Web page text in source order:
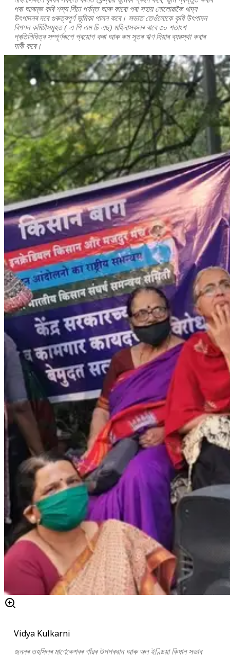
পৰা আৰম্ভ কৰি শস্য সিঁচা পৰ্যন্ত আৰু কাৰো পৰা সহায় নোলোৱাকৈ খাদ্য
উৎপাদনৰ দৰে গুৰুত্বপূৰ্ণ ভূমিকা পালন কৰে। সভাত তেওঁলোকে কৃষি উৎপাদন
বিপণন কমিটীসমূহত ( এ পি এম চি এছ) মহিলাসকলৰ বাবে ৩০ শতাংশ
প্ৰতিনিধিত্ব সম্পূৰ্ণৰূপে প্ৰয়োগ কৰা আৰু কম সূতৰ ঋণ দিয়াৰ ব্যৱস্থা কৰাৰ
দাবী কৰে।
Vidya Kulkarni
জুন্নৰ তহসিলৰ মাণেকেশ্বৰ গাঁৱৰ উপপ্ৰধান আৰু অল ইণ্ডিয়া কিষান সভাৰ